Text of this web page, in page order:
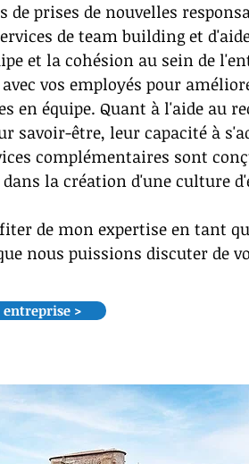
de prises de nouvelles
de team building et
et la cohésion au sein de
vos employés pour
en équipe. Quant à l'aide au
savoir-être, leur capacité à
complémentaires sont
la création d'une culture
de mon expertise en tant
nous puissions discuter de
>